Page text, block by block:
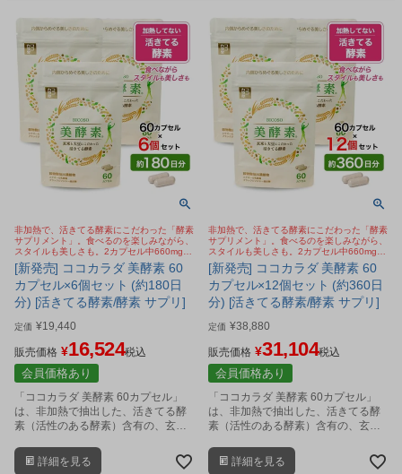
非加熱で、活きてる酵素にこだわった「酵素
サプリメント」。食べるのを楽しみながら、
スタイルも美しさも。2カプセル中660mgの
活きてる酵素含有の麹酵素。エクオール乳酸
菌、ブラックジンジャーも配合
[新発売] ココカラダ 美酵素 60
カプセル×6個セット (約180日
分) [活きてる酵素/酵素 サプリ]
定価 ¥19,440
販売価格 ¥16,524税込
会員価格あり
「ココカラダ 美酵素 60カプセル」
は、非加熱で抽出した、活きてる酵
素（活性のある酵素）含有の、玄米
を2カプセル中660mg配合した、酵
素サプリメントです。
詳細を見る
非加熱で、活きてる酵素にこだわった「酵素
サプリメント」。食べるのを楽しみながら、
スタイルも美しさも。2カプセル中660mgの
活きてる酵素含有の麹酵素。エクオール乳酸
菌、ブラックジンジャーも配合
[新発売] ココカラダ 美酵素 60
カプセル×12個セット (約360日
分) [活きてる酵素/酵素 サプリ]
定価 ¥38,880
販売価格 ¥31,104税込
会員価格あり
「ココカラダ 美酵素 60カプセル」
は、非加熱で抽出した、活きてる酵
素（活性のある酵素）含有の、玄米
を2カプセル中660mg配合した、酵
素サプリメントです。
詳細を見る